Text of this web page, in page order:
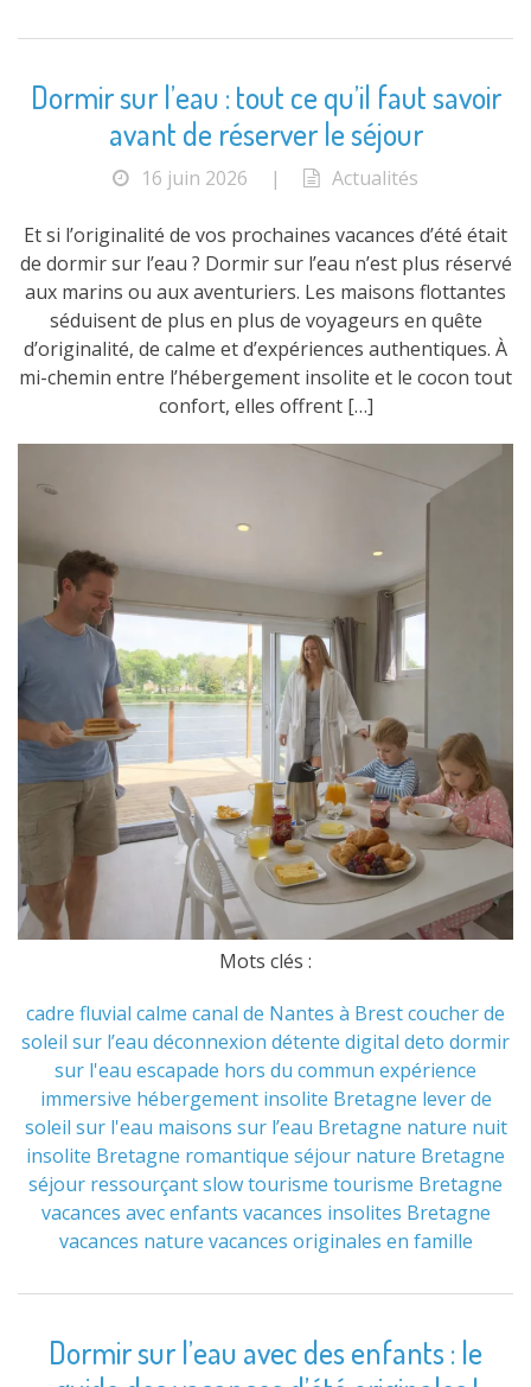
Dormir sur l’eau : tout ce qu’il faut savoir
avant de réserver le séjour
16 juin 2026 | Actualités
Et si l’originalité de vos prochaines vacances d’été était
de dormir sur l’eau ? Dormir sur l’eau n’est plus réservé
aux marins ou aux aventuriers. Les maisons flottantes
séduisent de plus en plus de voyageurs en quête
d’originalité, de calme et d’expériences authentiques. À
mi-chemin entre l’hébergement insolite et le cocon tout
confort, elles offrent […]
Mots clés :
cadre fluvial calme canal de Nantes à Brestcoucher de
soleil sur l’eau déconnexion détente digital deto dormir
sur l'eau escapade hors du commun expérience
immersive hébergement insolite Bretagne lever de
soleil sur l'eau maisons sur l’eau Bretagne nature nuit
insolite Bretagne romantique séjour nature Bretagne
séjour ressourçantslow tourisme tourisme Bretagne
vacances avec enfants vacances insolites Bretagne
vacances nature vacances originales en famille
Dormir sur l’eau avec des enfants : le